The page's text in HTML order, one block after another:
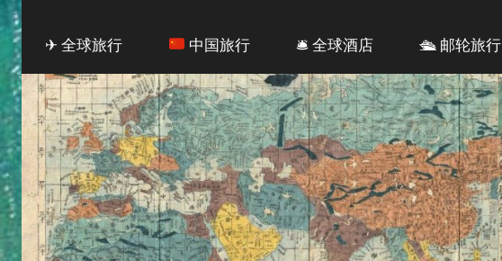
✈ 全球旅行 中国旅行 🛎 全球酒店 🛳 邮轮旅行